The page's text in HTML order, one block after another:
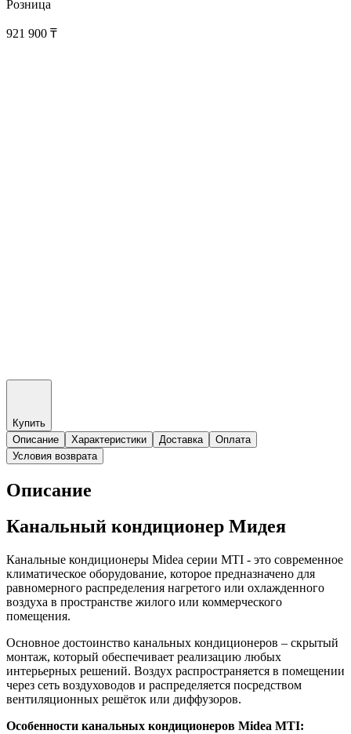
Розница
921 900 ₸
Купить
Описание
Характеристики Доставка
Оплата
Условия возврата
Описание
Канальный кондиционер Мидея
Канальные кондиционеры Midea серии MTI - это современное
климатическое оборудование, которое предназначено для
равномерного распределения нагретого или охлажденного
воздуха в пространстве жилого или коммерческого
помещения.
Основное достоинство канальных кондиционеров – скрытый
монтаж, который обеспечивает реализацию любых
интерьерных решений. Воздух распространяется в помещении
через сеть воздуховодов и распределяется посредством
вентиляционных решёток или диффузоров.
Особенности канальных кондиционеров Midea MTI: